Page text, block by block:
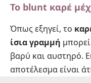
Το blunt καρέ
Όπως εξηγεί, το
ίσια γραμμή
βαρύ και αυστηρό.
αποτέλεσμα είναι